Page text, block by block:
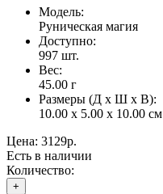
Модель:
Руническая магия
Доступно:
997 шт.
Вес:
45.00 г
Размеры (Д x Ш x В):
10.00 x 5.00 x 10.00 см
Цена: 3129р.
Есть в наличии
Количество:
+